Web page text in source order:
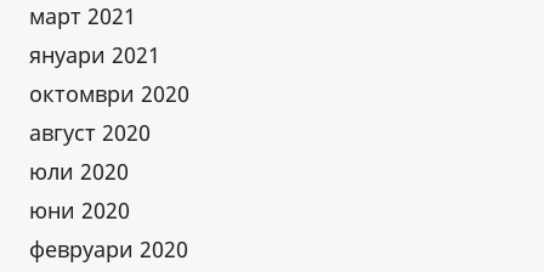
март 2021
януари 2021
октомври 2020
август 2020
юли 2020
юни 2020
февруари 2020